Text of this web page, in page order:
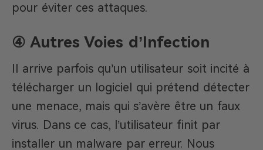
pour éviter ces attaques.
④ Autres Voies d’Infection
Il arrive parfois qu’un utilisateur soit incité à
télécharger un logiciel qui prétend détecter
une menace, mais qui s’avère être un faux
virus. Dans ce cas, l’utilisateur finit par
installer un malware par erreur. Nous